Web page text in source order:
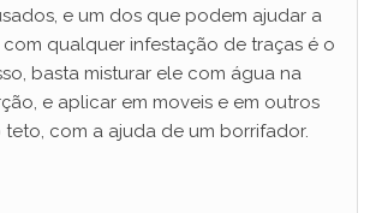
e um dos que podem ajudar a
qualquer infestação de traças é o
basta misturar ele com água na
e aplicar em moveis e em outros
com a ajuda de um borrifador.